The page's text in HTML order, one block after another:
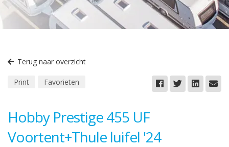
Terug naar overzicht
Print Favorieten
Hobby Prestige 455 UF
Voortent+Thule luifel '24